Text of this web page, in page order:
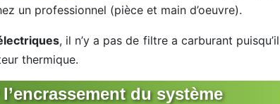
un professionnel (pièce et main d’oeuvre).
, il n’y a pas de filtre a carburant puisqu’il
thermique.
du système